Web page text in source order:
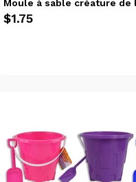
Moule à sable créature de
$1.75